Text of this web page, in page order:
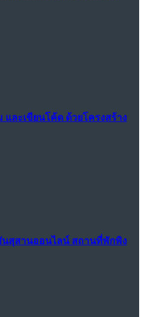
ละเขียนโค้ด ด้วยโครงสร้าง
นสุสานออนไลน์ สถานที่พักพิง